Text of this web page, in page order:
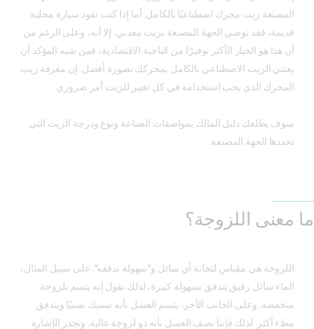
المصنعة زيت محرك اصطناعيًا بالكامل. أما إذا كنت تقود سيارة محلية
قديمة، فقد توصي الجهة المصنعة بزيت معدني. إلا أنه، وعلى الرغم من
أن هذا هو الخيار الأكثر توفيرًا من الناحية الاقتصادية، فمن شبه المؤكد أن
يعتني الزيت الاصطناعي بالكامل بمحركك بصورة أفضل. إن معرفة زيت
المحرك الذي يجب استخدامه في كل تغيير للزيت أمر ضروري.
سوف يطلعك دليل المالك بمواصفات الصناعة ونوع ودرجة الزيت التي
تحددها الجهة المصنعة.
ما معنى اللزوجة؟
اللزوجة هي مقياس لثخانة أي سائل و"سهولة تدفقه". على سبيل المثال،
الماء سائل رقيق يتدفق بسهولة كبيرة، لذلك نقول إنه يتسم بلزوجة
منخفضة. وعلى الجانب الآخر، يتسم العسل بأنه سميك نسبيًا ويتدفق
ببطء أكثر. لذلك فإننا نصف العسل بأنه ذو لزوجة عالية. وتجدر الإشارة